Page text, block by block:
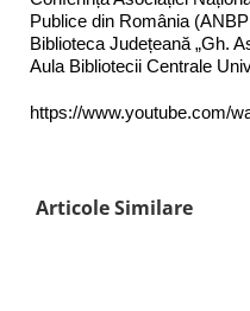
Publice din România
Biblioteca Județeană „Gh.
Aula Bibliotecii Centrale
https://www.youtube.com/
Articole Similare